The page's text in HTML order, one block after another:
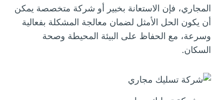
المجاري، فإن الاستعانة بخبير أو شركة متخصصة يمكن
أن يكون الحل الأمثل لضمان معالجة المشكلة بفعالية
وسرعة، مع الحفاظ على البيئة المحيطة وصحة
السكان.